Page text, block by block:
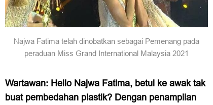
Najwa Fatima telah dinobatkan sebagai Pemenang pada
peraduan Miss Grand International Malaysia 2021
Wartawan: Hello Najwa Fatima, betul ke awak tak
buat pembedahan plastik? Dengan penampilan